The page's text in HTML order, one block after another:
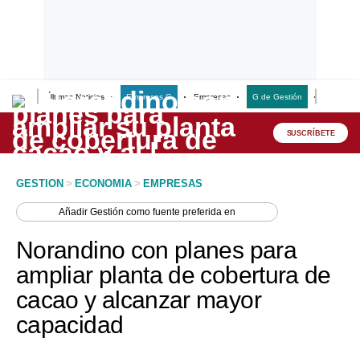
Últimas Noticias Empresas G Empresas G de Gestión
Lo último
Peru Quiosco
Economía
Mercados
Perú
SUSCRÍBETE
GESTION > ECONOMIA > EMPRESAS
AñadirGestión como fuente preferida en
Norandino con planes para
ampliar planta de cobertura de
cacao y alcanzar mayor
capacidad